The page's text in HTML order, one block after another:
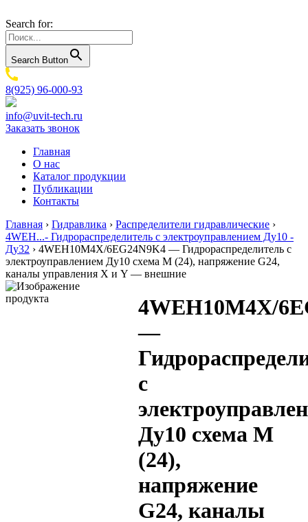
Search for:
Search Button
8(925) 96-000-93
info@uvit-tech.ru
Заказать звонок
Главная
О нас
Каталог продукции
Публикации
Контакты
Главная › Гидравлика › Распределители гидравлические ›
4WEH...- Гидрораспределитель с электроуправлением Ду10 -
Ду32 › 4WEH10M4X/6EG24N9K4 — Гидрораспределитель с
электроуправлением Ду10 схема M (24), напряжение G24,
каналы управления X и Y — внешние
4WEH10M4X/
—
с
Ду10 схема M
(24),
напряжение
G24, каналы